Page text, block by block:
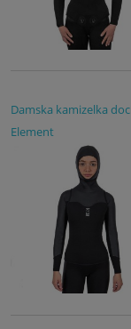
Damska kamizelka
Element